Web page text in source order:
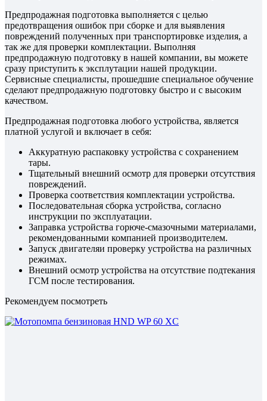
Предпродажная подготовка выполняется с целью
предотвращения ошибок при сборке и для выявления
повреждений полученных при транспортировке изделия, а
так же для проверки комплектации. Выполняя
предпродажную подготовку в нашей компании, вы можете
сразу приступить к эксплутации нашей продукции.
Сервисные специалисты, прошедшие специальное обучение
сделают предпродажную подготовку быстро и с высоким
качеством.
Предпродажная подготовка любого устройства, является
платной услугой и включает в себя:
Аккуратную распаковку устройства с сохранением
тары.
Тщательный внешний осмотр для проверки отсутствия
повреждений.
Проверка соответствия комплектации устройства.
Последовательная сборка устройства, согласно
инструкции по эксплуатации.
Заправка устройства горюче-смазочными материалами,
рекомендованными компанией производителем.
Запуск двигателяи проверку устройства на различных
режимах.
Внешний осмотр устройства на отсутствие подтекания
ГСМ после тестирования.
Рекомендуем посмотреть